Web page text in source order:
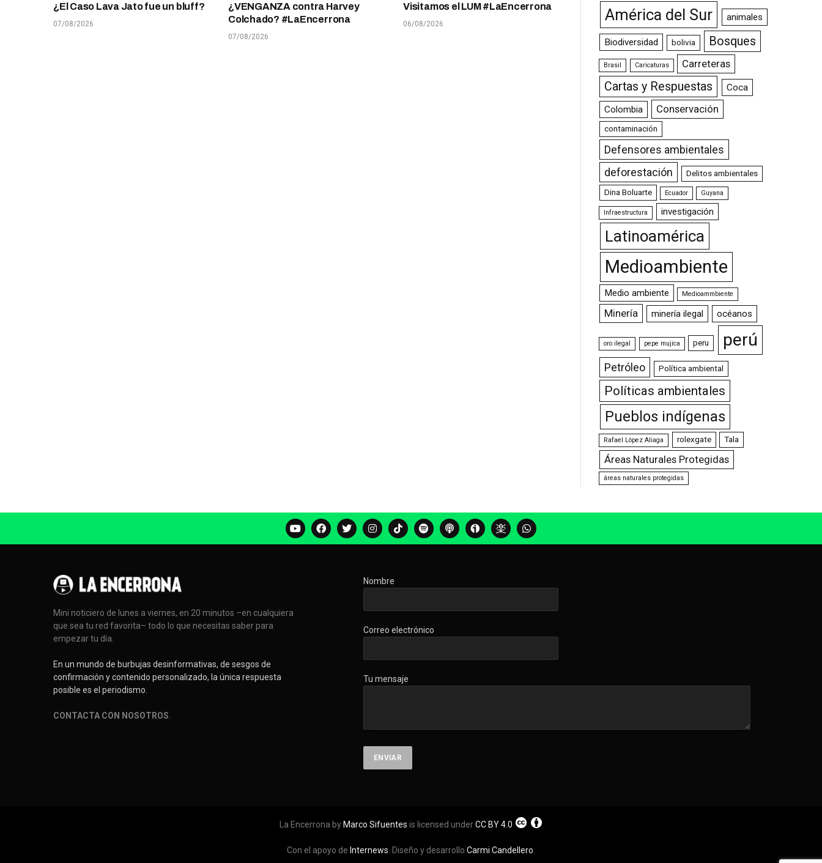
¿El Caso Lava Jato fue un bluff?
07/08/2026
¿VENGANZA contra Harvey
Colchado? #LaEncerrona
07/08/2026
Visitamos el LUM #LaEncerrona
06/08/2026
América del Sur animales
Biodiversidad bolivia Bosques
Brasil Caricaturas Carreteras
Cartas y Respuestas
Coca
Colombia
Conservación
contaminación
Defensores ambientales
deforestación
Delitos ambientales
Dina Boluarte Ecuador Guyana
Infraestructura investigación
Latinoamérica
Medioambiente
Medio ambiente Medioammbiente
Minería minería ilegal océanos
oro ilegal pepe mujica peru perú
Petróleo Política ambiental
Políticas ambientales
Pueblos indígenas
Rafael López Aliaga rolexgate Tala
Áreas Naturales Protegidas
áreas naturales protegidas
Mini noticiero de lunes a viernes, en 20 minutos –en cualquiera
que sea tu red favorita– todo lo que necesitas saber para
empezar tu día.
En un mundo de burbujas desinformativas, de sesgos de
confirmación y contenido personalizado, la única respuesta
posible es el periodismo.
CONTACTA CON NOSOTROS
Nombre
Correo electrónico
Tu mensaje
La Encerrona by Marco Sifuentes is licensed underCC BY 4.0
Con el apoyo de Internews . Diseño y desarrollo Carmi Candellero